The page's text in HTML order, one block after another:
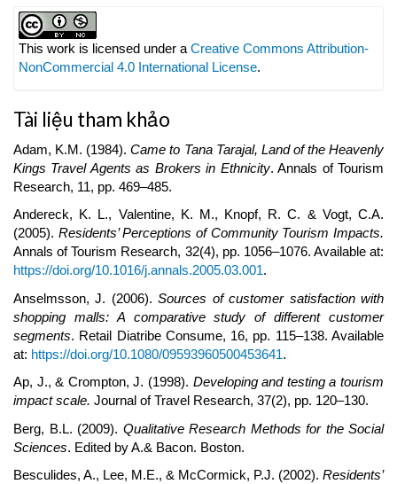
Article
Details
This work is licensed under a Creative Commons Attribution-
NonCommercial 4.0 International License.
Tài liệu tham khảo
Adam, K.M. (1984).Came to Tana Tarajal, Land of the Heavenly
Kings Travel Agents as Brokers in Ethnicity. Annals of Tourism
Research, 11, pp. 469–485.
Andereck, K. L., Valentine, K. M., Knopf, R. C. & Vogt, C.A.
(2005). Residents’ Perceptions of Community Tourism Impacts.
Annals of Tourism Research, 32(4), pp. 1056–1076. Available at:
https://doi.org/10.1016/j.annals.2005.03.001.
Anselmsson, J. (2006).Sources of customer satisfaction with
shopping malls: A comparative study of different customer
segments. Retail Diatribe Consume, 16, pp. 115–138. Available
at: https://doi.org/10.1080/09593960500453641.
Ap, J., & Crompton, J. (1998). Developing and testing a tourism
impact scale. Journal of Travel Research, 37(2), pp. 120–130.
Berg, B.L. (2009). Qualitative Research Methods for the Social
Sciences. Edited by A.& Bacon. Boston.
Besculides, A., Lee, M.E., & McCormick, P.J. (2002). Residents’